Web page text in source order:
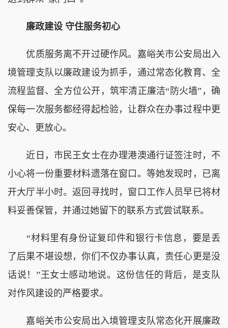
廉政建设 守住服务初心
优质服务离不开过硬作风。嘉峪关市公安局出入
境管理支队以廉政建设为抓手，通过常态化教育、全
流程监督、全方位公开，筑牢清正廉洁“防火墙”，确
保每一次服务都经得起检验，让群众在办事过程中更
安心、更放心。
近日，市民王女士在办理港澳通行证签注时，不
小心将一份重要材料遗落在窗口。等她发现时，已离
开大厅半小时。返回寻找时，窗口工作人员早已将材
料妥善保管，并通过她留下的联系方式尝试联系。
“材料里有身份证复印件和银行卡信息，要是丢
了后果不堪设想，你们不仅办事认真，责任心更是没
话说！”王女士感动地说。这份信任的背后，是支队
对作风建设的严格要求。
嘉峪关市公安局出入境管理支队常态化开展廉政